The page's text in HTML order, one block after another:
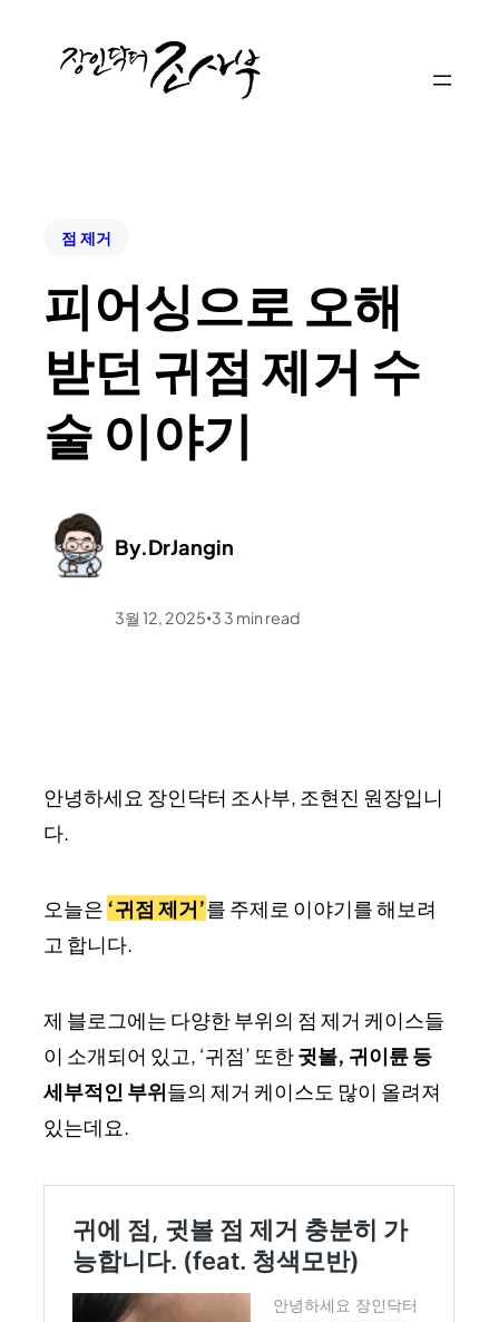
점 제거
피어싱으로 오해
받던 귀점 제거 수
술 이야기
By.DrJangin
3월 12, 2025 •3 3 min read
안녕하세요 장인닥터 조사부, 조현진 원장입니
다.
오늘은 ‘귀점 제거’를 주제로 이야기를 해보려
고 합니다.
제 블로그에는 다양한 부위의 점 제거 케이스들
이 소개되어 있고, ‘귀점’ 또한귓볼, 귀이륜 등
세부적인 부위들의 제거 케이스도 많이 올려져
있는데요.